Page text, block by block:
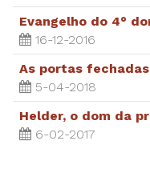
Evangelho do 4°
16-12-2016
As portas
5-04-2018
Helder, o dom da
6-02-2017